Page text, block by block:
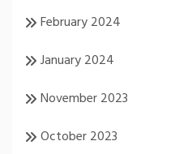
February 2024
January 2024
November 2023
October 2023